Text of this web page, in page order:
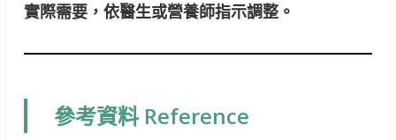
實際需要，依醫生或營養師指示調整。
參考資料 Reference